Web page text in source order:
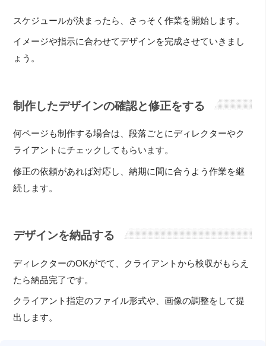
スケジュールが決まったら、さっそく作業を開始します。
イメージや指示に合わせてデザインを完成させていきまし
ょう。
制作したデザインの確認と修正をする
何ページも制作する場合は、段落ごとにディレクターやク
ライアントにチェックしてもらいます。
修正の依頼があれば対応し、納期に間に合うよう作業を継
続します。
デザインを納品する
ディレクターのOKがでて、クライアントから検収がもらえ
たら納品完了です。
クライアント指定のファイル形式や、画像の調整をして提
出します。